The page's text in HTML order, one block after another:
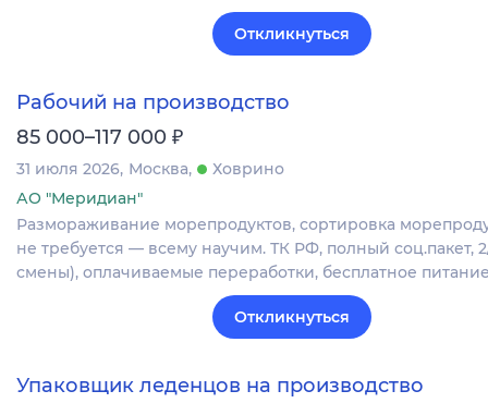
Откликнуться
Рабочий на производство
85 000–117 000 ₽
31 июля 2026 Москва
Ховрино
АО "Меридиан"
Размораживание морепродуктов, сортировка
не требуется — всему научим. ТК РФ, полный соц.пакет,
смены), оплачиваемые переработки, бесплатное
Откликнуться
Упаковщик леденцов на производство